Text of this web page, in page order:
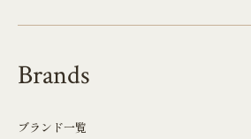
Brands
ブランド一覧